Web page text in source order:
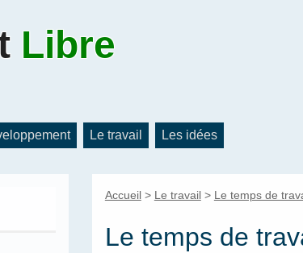
Libre
Le travail Les idées
Accueil> Le travail> Le temps de
Le temps de